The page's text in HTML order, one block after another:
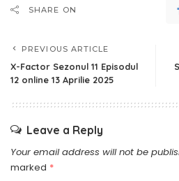
SHARE ON
PREVIOUS ARTICLE
X-Factor Sezonul 11 Episodul
12 online 13 Aprilie 2025
Leave a Reply
Your email address will not be
marked *